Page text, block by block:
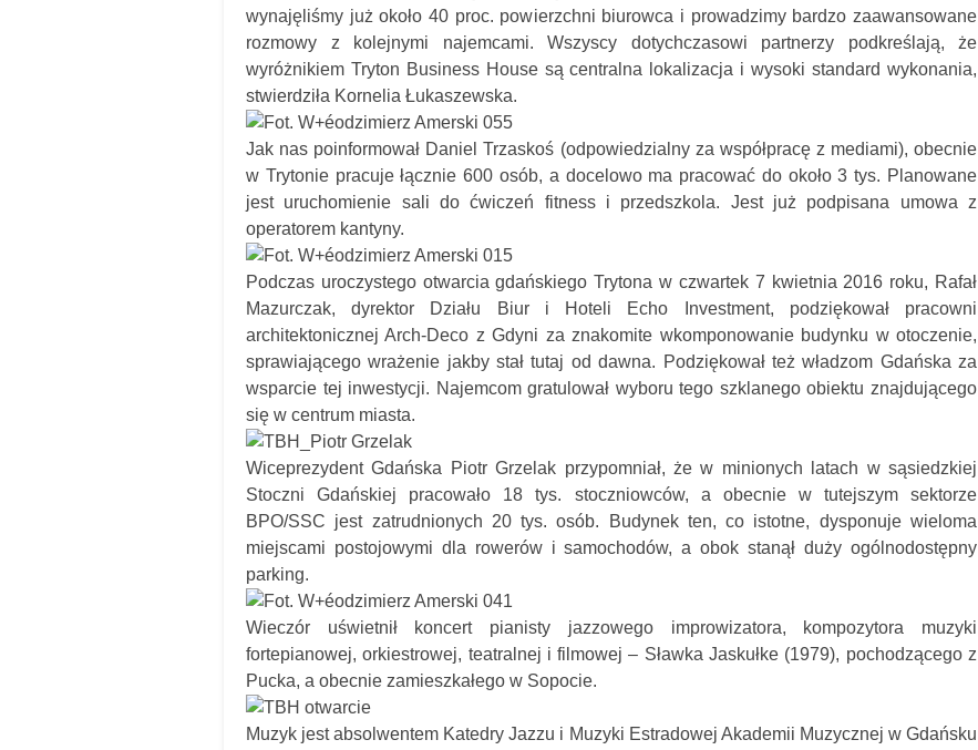
wynajęliśmy już około 40 proc. powierzchni biurowca i prowadzimy bardzo zaawansowane
rozmowy z kolejnymi najemcami. Wszyscy dotychczasowi partnerzy podkreślają, że
wyróżnikiem Tryton Business House są centralna lokalizacja i wysoki standard wykonania,
stwierdziła Kornelia Łukaszewska.
Jak nas poinformował Daniel Trzaskoś (odpowiedzialny za współpracę z mediami), obecnie
w Trytonie pracuje łącznie 600 osób, a docelowo ma pracować do około 3 tys. Planowane
jest uruchomienie sali do ćwiczeń fitness i przedszkola. Jest już podpisana umowa z
operatorem kantyny.
Podczas uroczystego otwarcia gdańskiego Trytona w czwartek 7 kwietnia 2016 roku, Rafał
Mazurczak, dyrektor Działu Biur i Hoteli Echo Investment, podziękował pracowni
architektonicznej Arch-Deco z Gdyni za znakomite wkomponowanie budynku w otoczenie,
sprawiającego wrażenie jakby stał tutaj od dawna. Podziękował też władzom Gdańska za
wsparcie tej inwestycji. Najemcom gratulował wyboru tego szklanego obiektu znajdującego
się w centrum miasta.
Wiceprezydent Gdańska Piotr Grzelak przypomniał, że w minionych latach w sąsiedzkiej
Stoczni Gdańskiej pracowało 18 tys. stoczniowców, a obecnie w tutejszym sektorze
BPO/SSC jest zatrudnionych 20 tys. osób. Budynek ten, co istotne, dysponuje wieloma
miejscami postojowymi dla rowerów i samochodów, a obok stanął duży ogólnodostępny
parking.
Wieczór uświetnił koncert pianisty jazzowego improwizatora, kompozytora muzyki
fortepianowej, orkiestrowej, teatralnej i filmowej – Sławka Jaskułke (1979), pochodzącego z
Pucka, a obecnie zamieszkałego w Sopocie.
Muzyk jest absolwentem Katedry Jazzu i Muzyki Estradowej Akademii Muzycznej w Gdańsku